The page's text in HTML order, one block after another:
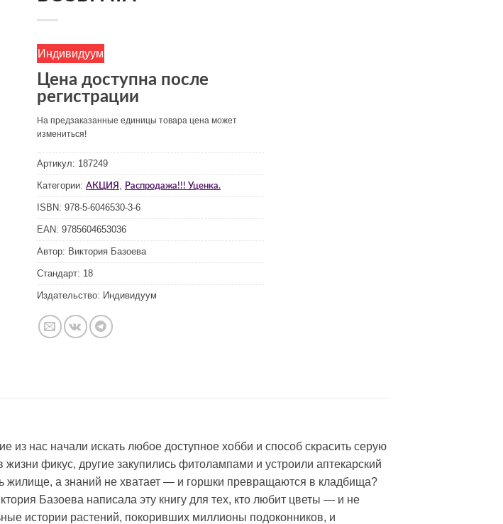
Индивидуум
Цена доступна после
регистрации
На предзаказанные единицы товара цена может
измениться!
Артикул: 187249
Категории: АКЦИЯ Распродажа!!! Уценка.
ISBN: 978-5-6046530-3-6
EAN: 9785604653036
Автор: Виктория Базоева
Стандарт: 18
Издательство: Индивидуум
из нас начали искать любое доступное хобби и способ скрасить серую
фикус, другие закупились фитолампами и устроили аптекарский
жилище, а знаний не хватает — и горшки превращаются в кладбища?
Базоева написала эту книгу для тех, кто любит цветы — и не
истории растений, покоривших миллионы подоконников, и